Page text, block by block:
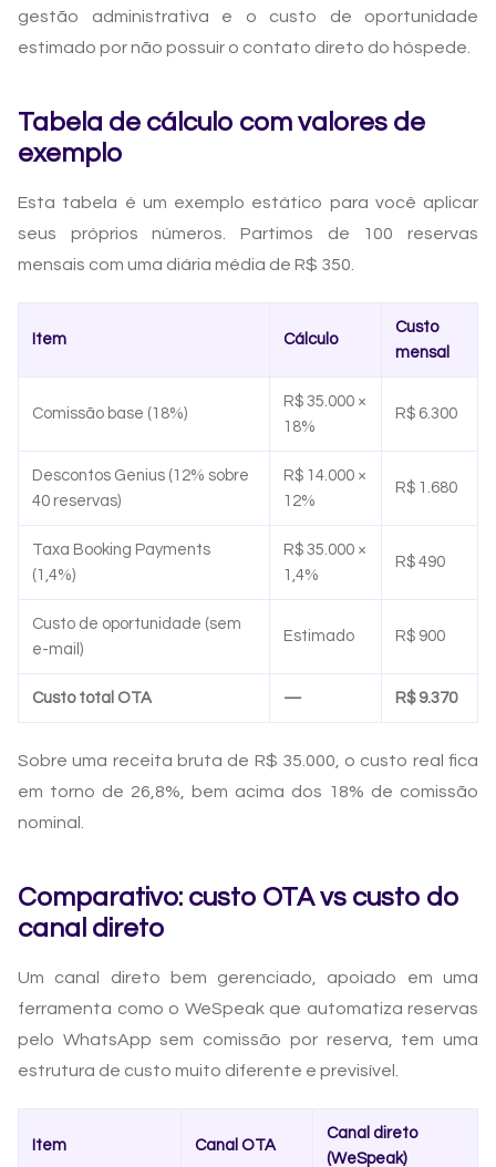
gestão administrativa e o custo de oportunidade
estimado por não possuir o contato direto do hóspede.
Tabela de cálculo com valores de
exemplo
Esta tabela é um exemplo estático para você aplicar
seus próprios números. Partimos de 100 reservas
mensais com uma diária média de R$ 350.
Item Cálculo
Custo
mensal
Comissão base (18%)
R$ 35.000 ×
18%
R$ 6.300
Descontos Genius (12% sobre
40 reservas)
R$ 14.000 ×
12%
R$ 1.680
Taxa Booking Payments
(1,4%)
R$ 35.000 ×
1,4%
R$ 490
Custo de oportunidade (sem
e-mail)
Estimado R$ 900
Custo total OTA — R$ 9.370
Sobre uma receita bruta de R$ 35.000, o custo real fica
em torno de 26,8%, bem acima dos 18% de comissão
nominal.
Comparativo: custo OTA vs custo do
canal direto
Um canal direto bem gerenciado, apoiado em uma
ferramenta como o WeSpeak que automatiza reservas
pelo WhatsApp sem comissão por reserva, tem uma
estrutura de custo muito diferente e previsível.
Item Canal OTA
Canal direto
(WeSpeak)